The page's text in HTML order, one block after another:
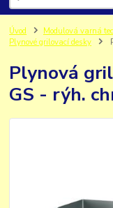
Úvod Modulová varná
Plynové grilovací desky
Plynová
GS - rýh.